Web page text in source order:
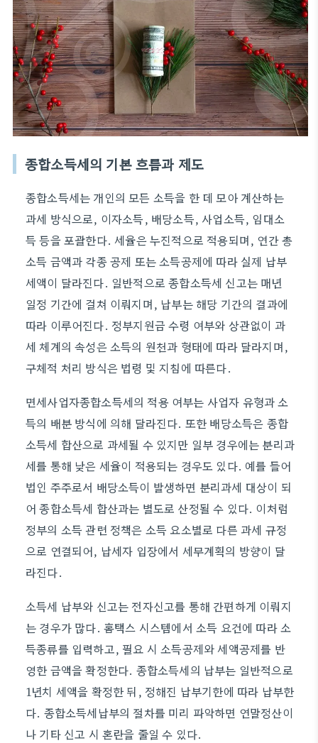
종합소득세의 기본 흐름과 제도
종합소득세는 개인의 모든 소득을 한 데 모아 계산하는
과세 방식으로, 이자소득, 배당소득, 사업소득, 임대소
득 등을 포괄한다. 세율은 누진적으로 적용되며, 연간 총
소득 금액과 각종 공제 또는 소득공제에 따라 실제 납부
세액이 달라진다. 일반적으로 종합소득세 신고는 매년
일정 기간에 걸쳐 이뤄지며, 납부는 해당 기간의 결과에
따라 이루어진다. 정부지원금 수령 여부와 상관없이 과
세 체계의 속성은 소득의 원천과 형태에 따라 달라지며,
구체적 처리 방식은 법령 및 지침에 따른다.
면세사업자종합소득세의 적용 여부는 사업자 유형과 소
득의 배분 방식에 의해 달라진다. 또한 배당소득은 종합
소득세 합산으로 과세될 수 있지만 일부 경우에는 분리과
세를 통해 낮은 세율이 적용되는 경우도 있다. 예를 들어
법인 주주로서 배당소득이 발생하면 분리과세 대상이 되
어 종합소득세 합산과는 별도로 산정될 수 있다. 이처럼
정부의 소득 관련 정책은 소득 요소별로 다른 과세 규정
으로 연결되어, 납세자 입장에서 세무계획의 방향이 달
라진다.
소득세 납부와 신고는 전자신고를 통해 간편하게 이뤄지
는 경우가 많다. 홈택스 시스템에서 소득 요건에 따라 소
득종류를 입력하고, 필요 시 소득공제와 세액공제를 반
영한 금액을 확정한다. 종합소득세의 납부는 일반적으로
1년치 세액을 확정한 뒤, 정해진 납부기한에 따라 납부한
다. 종합소득세납부의 절차를 미리 파악하면 연말정산이
나 기타 신고 시 혼란을 줄일 수 있다.